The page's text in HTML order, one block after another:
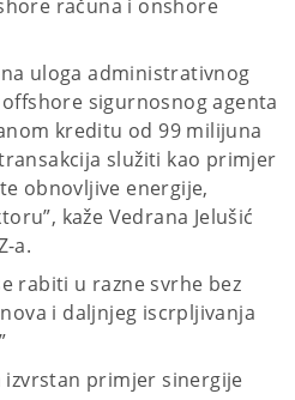
računa i onshore
uloga administrativnog
sigurnosnog agenta
kreditu od 99 milijuna
služiti kao primjer
obnovljive energije,
kaže Vedrana Jelušić
a.
rabiti u razne svrhe bez
i daljnjeg iscrpljivanja
izvrstan primjer sinergije